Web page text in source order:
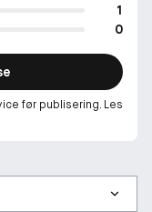
1
0
før publisering. Les